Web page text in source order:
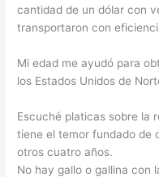
cantidad de un dólar con
transportaron con
Mi edad me ayudó para
los Estados Unidos de
Escuché platicas sobre la
tiene el temor fundado de
otros cuatro años.
No hay gallo o gallina con